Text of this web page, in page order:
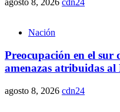
agosto 8, 2026 cdn24
Nación
Preocupación en el sur
amenazas atribuidas
agosto 8, 2026 cdn24